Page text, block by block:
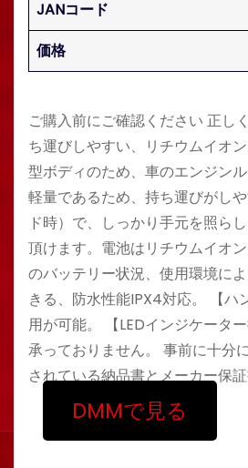
JANコード
価格
ご購入前にご確認ください 正し
ち運びしやすい、リチウムイオ
型ボディのため、車のエンジン
軽量であるため、持ち運びがし
ド時）で、しっかり手元を照ら
頂けます。電池はリチウムイオ
のバッテリー状況、使用環境に
きる、防水性能IPX4対応。 【
用が可能。 【LEDインジケータ
承っておりません。 事前に十分
されている納品書とメーカー保
DMMで見る